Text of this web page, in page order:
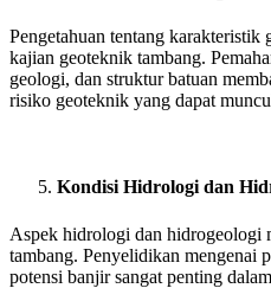
Pengetahuan tentang karakteristik
kajian geoteknik tambang.
geologi, dan struktur batuan
risiko geoteknik yang dapat
Kondisi Hidrologi dan
Aspek hidrologi dan hidrogeologi
tambang. Penyelidikan mengenai
potensi banjir sangat penting